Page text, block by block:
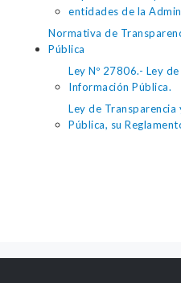
entidades de la
Normativa de
Pública
Ley Nº 27806.- Ley
Información Pública.
Ley de Transparencia
Pública, su